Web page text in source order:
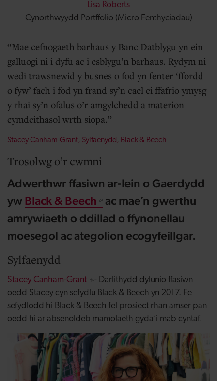
Lisa Roberts
Cynorthwyydd Portffolio (Micro Fenthyciadau)
Mae cefnogaeth barhaus y Banc Datblygu yn ein
galluogi ni i dyfu ac i esblygu’n barhaus. Rydym ni
wedi trawsnewid y busnes o fod yn fenter ‘ffordd
o fyw’ fach i fod yn frand sy’n cael ei ffafrio ymysg
y rhai sy’n ofalus o’r amgylchedd a materion
cymdeithasol wrth siopa.
Stacey Canham-Grant, Sylfaenydd, Black & Beech
Trosolwg o’r cwmni
Adwerthwr ffasiwn ar-lein o Gaerdydd
yw Black & Beech
ac mae’n gwerthu
amrywiaeth o ddillad o ffynonellau
moesegol ac ategolion ecogyfeillgar.
Sylfaenydd
Stacey Canham-Grant
- Darlithydd dylunio ffasiwn
oedd Stacey cyn sefydlu Black & Beech yn 2017. Fe
sefydlodd hi Black & Beech fel prosiect rhan amser pan
oedd hi ar absenoldeb mamolaeth gyda’i mab cyntaf.